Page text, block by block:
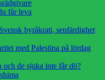
får leva
byråkrati, senfärdighet
med Palestina på lördag
de sjuka inte får dö?